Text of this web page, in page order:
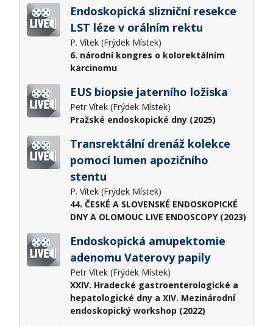
Endoskopická slizniční resekce
LST léze v orálním rektu
P. Vítek (Frýdek Místek)
6. národní kongres o kolorektálním
karcinomu
EUS biopsie jaterního ložiska
Petr Vítek (Frýdek Místek)
Pražské endoskopické dny (2025)
Transrektální drenáž kolekce
pomocí lumen apozičního
stentu
P. Vítek (Frýdek Místek)
44. ČESKÉ A SLOVENSKÉ ENDOSKOPICKÉ
DNY A OLOMOUC LIVE ENDOSCOPY (2023)
Endoskopická amupektomie
adenomu Vaterovy papily
Petr Vítek (Frýdek Místek)
XXIV. Hradecké gastroenterologické a
hepatologické dny a XIV. Mezinárodní
endoskopický workshop (2022)